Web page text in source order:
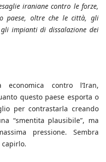
iraniane contro le forze,
paese, oltre che le città, gli
impianti di dissalazione dei
contro l’Iran,
questo paese esporta o
per contrastarla creando
“smentita plausibile”, ma
pressione. Sembra